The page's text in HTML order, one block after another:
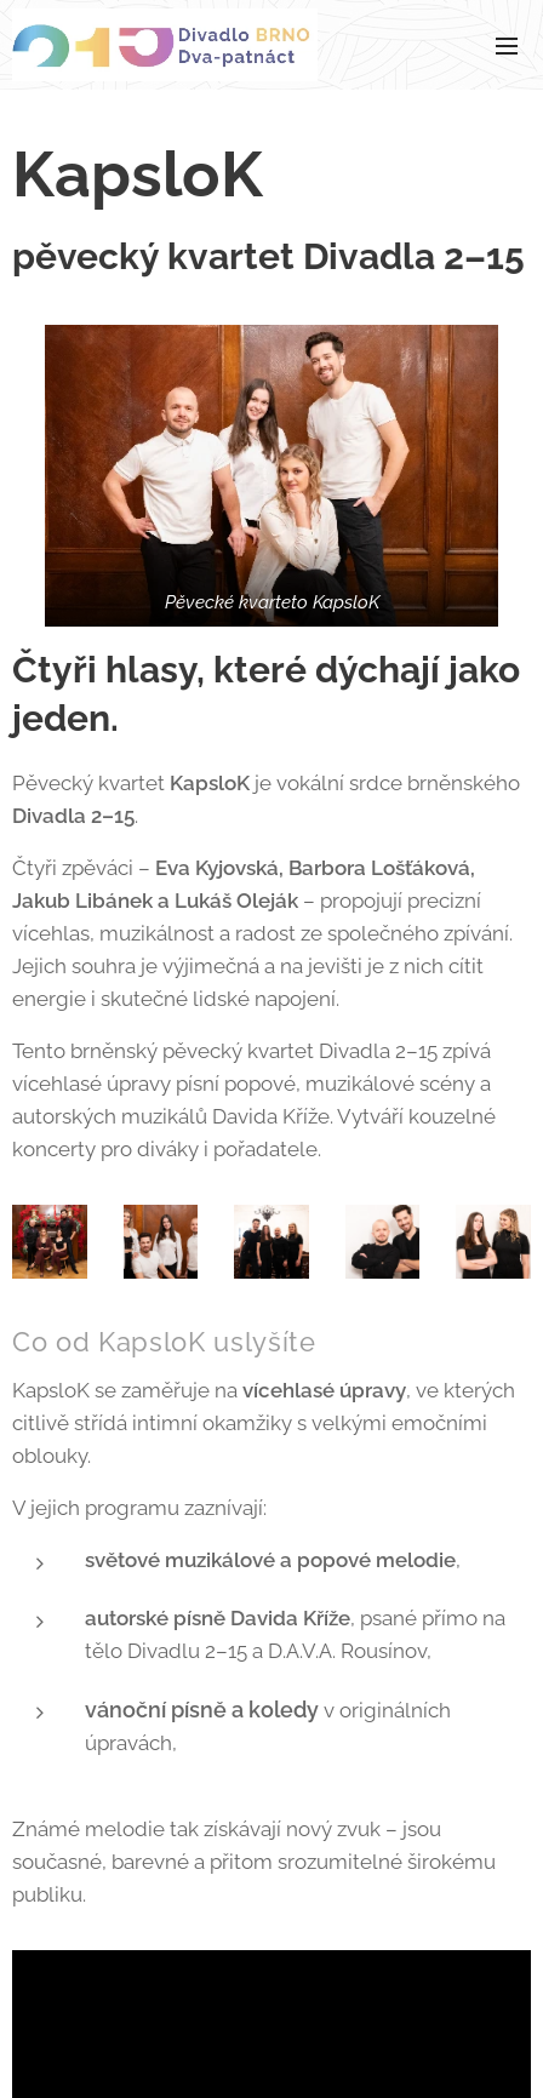
KapsloK
pěvecký kvartet Divadla 2–15
Pěvecké kvarteto KapsloK
Čtyři hlasy, které dýchají jako
jeden.
Pěvecký kvartet KapsloK je vokální srdce brněnského
Divadla 2–15.
Čtyři zpěváci – Eva Kyjovská, Barbora Lošťáková,
Jakub Libánek a Lukáš Oleják – propojují precizní
vícehlas, muzikálnost a radost ze společného zpívání.
Jejich souhra je výjimečná a na jevišti je z nich cítit
energie i skutečné lidské napojení.
Tento brněnský pěvecký kvartet Divadla 2–15 zpívá
vícehlasé úpravy písní popové, muzikálové scény a
autorských muzikálů Davida Kříže. Vytváří kouzelné
koncerty pro diváky i pořadatele.
Co od KapsloK uslyšíte
KapsloK se zaměřuje na vícehlasé úpravy, ve kterých
citlivě střídá intimní okamžiky s velkými emočními
oblouky.
V jejich programu zaznívají:
světové muzikálové a popové melodie,
autorské písně Davida Kříže, psané přímo na
tělo Divadlu 2–15 a D.A.V.A. Rousínov,
vánoční písně a koledy v originálních
úpravách,
Známé melodie tak získávají nový zvuk – jsou
současné, barevné a přitom srozumitelné širokému
publiku.